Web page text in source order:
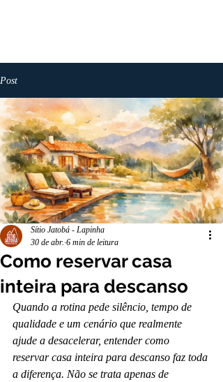
Post
Como reservar casa
inteira para descanso
Sítio Jatobá - Lapinha
30 de abr. 6 min de leitura
Quando a rotina pede silêncio, tempo de
qualidade e um cenário que realmente
ajude a desacelerar, entender como
reservar casa inteira para descanso faz toda
a diferença. Não se trata apenas de